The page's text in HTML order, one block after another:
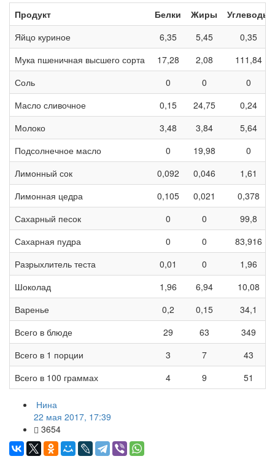
Продукт Белки Жиры
Углеводы
Яйцо куриное
6,35 5,45
0,35
Мука пшеничная высшего сорта
17,28 2,08
111,84
Соль
0 0
0
Масло сливочное
0,15 24,75
0,24
Молоко
3,48 3,84
5,64
Подсолнечное масло
0 19,98
0
Лимонный сок
0,092 0,046
1,61
Лимонная цедра
0,105 0,021
0,378
Сахарный песок
0 0
99,8
Сахарная пудра
0 0
83,916
Разрыхлитель теста
0,01 0
1,96
Шоколад
1,96 6,94
10,08
Варенье
0,2 0,15
34,1
Всего в блюде
29 63
349
Всего в 1 порции
3 7
43
Всего в 100 граммах
4 9 51
Нина
22 мая 2017, 17:39
3654